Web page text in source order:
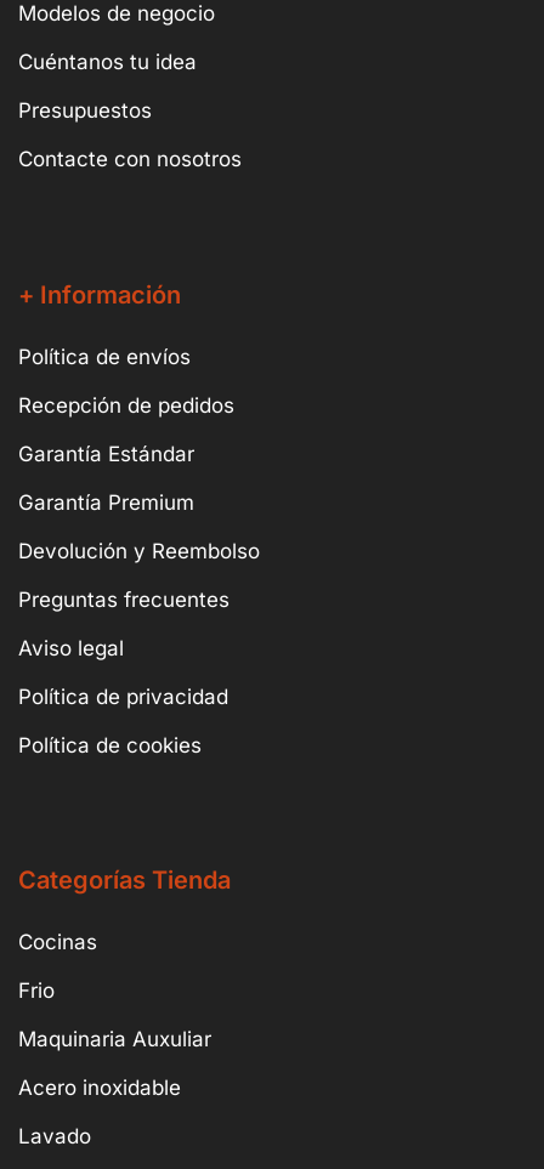
Modelos de negocio
Cuéntanos tu idea
Presupuestos
Contacte con nosotros
+ Información
Política de envíos
Recepción de pedidos
Garantía Estándar
Garantía Premium
Devolución y Reembolso
Preguntas frecuentes
Aviso legal
Política de privacidad
Política de cookies
Categorías Tienda
Cocinas
Frio
Maquinaria Auxuliar
Acero inoxidable
Lavado